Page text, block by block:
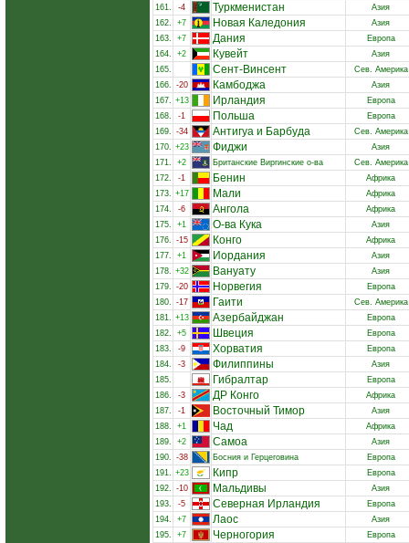
161.
-4 Туркменистан
Азия
162.
+7 Новая Каледония
Азия
163.
+7 Дания
Европа
164.
+2 Кувейт
Азия
165.
Сент-Винсент
Сев. Америка
166. -20 Камбоджа
Азия
167. +13 Ирландия
Европа
168.
-1 Польша
Европа
169. -34 Антигуа и Барбуда
Сев. Америка
170. +23 Фиджи
Азия
171.
+2 Британские Виргинские о-ва
Сев. Америка
172.
-1 Бенин
Африка
173. +17 Мали
Африка
174.
-6 Ангола
Африка
175.
+1 О-ва Кука
Азия
176. -15 Конго
Африка
177.
+1 Иордания
Азия
178. +32 Вануату
Азия
179. -20 Норвегия
Европа
180. -17 Гаити
Сев. Америка
181. +13 Азербайджан
Европа
182.
+5 Швеция
Европа
183.
-9 Хорватия
Европа
184.
-3 Филиппины
Азия
185.
Гибралтар
Европа
186.
-3 ДР Конго
Африка
187.
-1 Восточный Тимор
Азия
188.
+1 Чад
Африка
189.
+2 Самоа
Азия
190. -38 Босния и Герцеговина
Европа
191. +23 Кипр
Европа
192. -10 Мальдивы
Азия
193.
-5 Северная Ирландия
Европа
194.
+7 Лаос
Азия
195.
+7 Черногория
Европа